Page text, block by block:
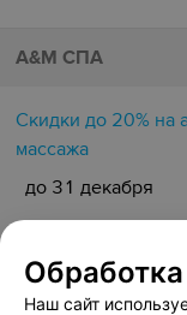
А&М СПА
Скидки до 20% на
массажа
до 31 декабря
Акция «Приведи
до 31 декабря
Наш сайт